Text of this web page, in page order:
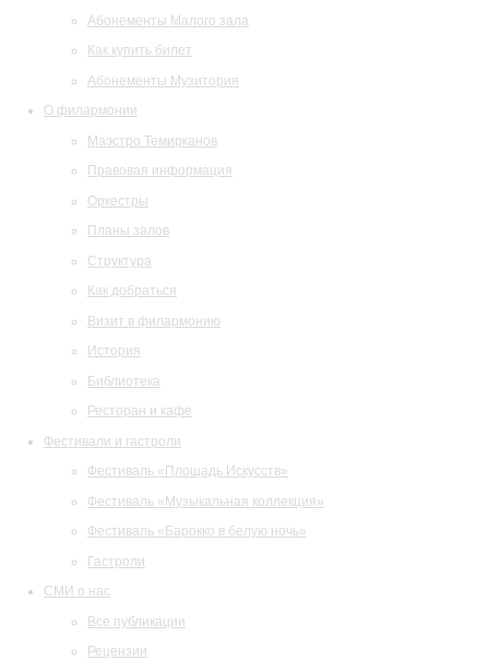
Абонементы Малого зала
Как купить билет
Абонементы Музитория
О филармонии
Маэстро Темирканов
Правовая информация
Оркестры
Планы залов
Структура
Как добраться
Визит в филармонию
История
Библиотека
Ресторан и кафе
Фестивали и гастроли
Фестиваль «Площадь Искусств»
Фестиваль «Музыкальная коллекция»
Фестиваль «Барокко в белую ночь»
Гастроли
СМИ о нас
Все публикации
Рецензии